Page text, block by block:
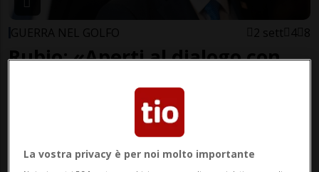
GUERRA NEL GOLFO 2 sett 4 8
Rubio: «Aperti al dialogo con
La vostra privacy è per noi molto importante